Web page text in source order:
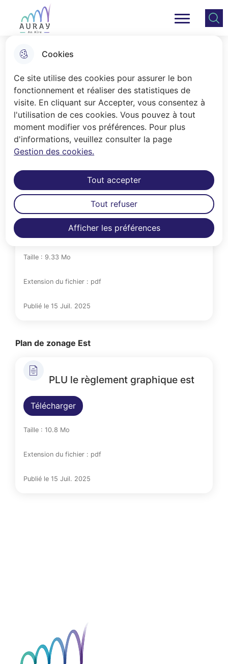
Cookies
Ce site utilise des cookies pour assurer le bon
fonctionnement et réaliser des statistiques de
visite. En cliquant sur Accepter, vous consentez à
l'utilisation de ces cookies. Vous pouvez à tout
moment modifier vos préférences. Pour plus
d'informations, veuillez consulter la page
Gestion des cookies.
Afficher les préférences
Tout accepter
Tout refuser
Aller
au
menu
Consulter
le plan
Ville Auray Menu principal
Accueil
Les plans de zonage
Plan de zonage Ouest
PLU: le règlement graphique
Télécharger
Taille : 9.33 Mo
Extension du fichier : pdf
Publié le 15 Juil. 2025
Plan de zonage Est
PLU le règlement graphique est
Télécharger
Taille : 10.8 Mo
Extension du fichier : pdf
Publié le 15 Juil. 2025